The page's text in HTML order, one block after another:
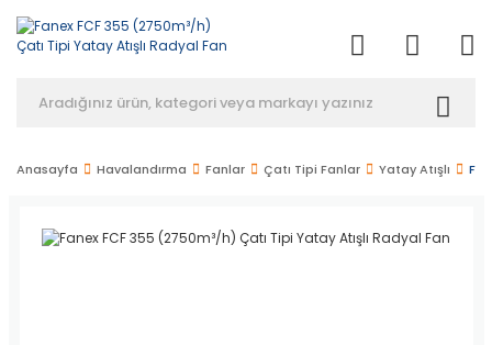
Anasayfa Havalandırma Fanlar Çatı Tipi Fanlar Yatay Atışlı